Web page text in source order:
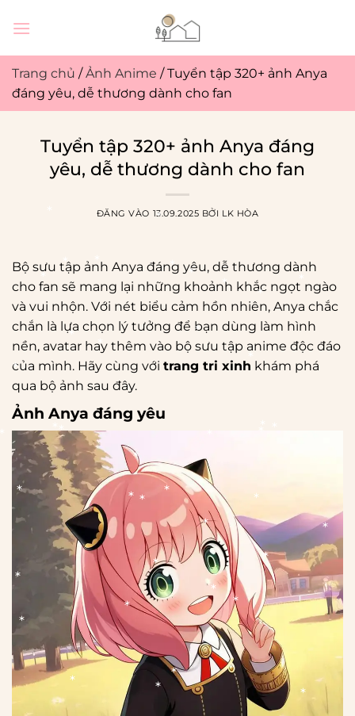
qua
dung
Trang chủ /Ảnh Anime /Tuyển tập 320+ ảnh Anya
đáng yêu, dễ thương dành cho fan
Tuyển tập 320+ ảnh Anya đáng
yêu, dễ thương dành cho fan
ĐĂNG VÀO 13.09.2025 BỞI LK HÒA
Bộ sưu tập ảnh Anya đáng yêu, dễ thương dành
cho fan sẽ mang lại những khoảnh khắc ngọt ngào
và vui nhộn. Với nét biểu cảm hồn nhiên, Anya chắc
chắn là lựa chọn lý tưởng để bạn dùng làm hình
nền, avatar hay thêm vào bộ sưu tập anime độc đáo
của mình. Hãy cùng với trang tri xinh khám phá
qua bộ ảnh sau đây.
Ảnh Anya đáng yêu
*
*
*
*
*
*
*
*
*
*
*
*
*